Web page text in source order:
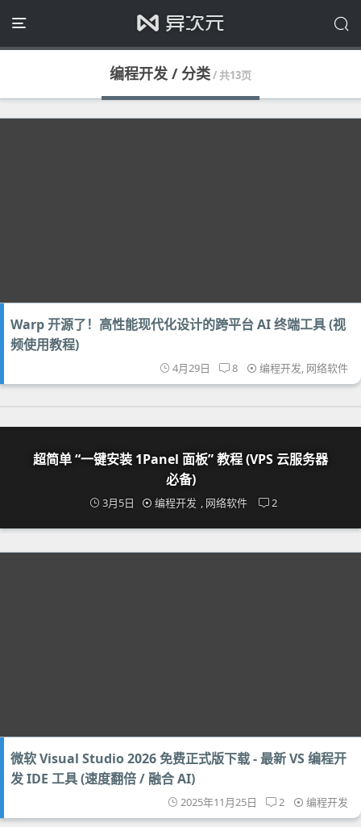
编程开发 / 分类/ 共13页
Warp 开源了！高性能现代化设计的跨平台 AI 终端工具 (视
频使用教程)
4月29日 8 编程开发, 网络软件
超简单 “一键安装 1Panel 面板” 教程 (VPS 云服务器
必备)
3月5日 编程开发 网络软件 2
微软 Visual Studio 2026 免费正式版下载 - 最新 VS 编程开
发 IDE 工具 (速度翻倍 / 融合 AI)
2025年11月25日 2 编程开发